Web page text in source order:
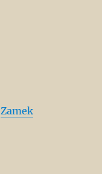
Zamek